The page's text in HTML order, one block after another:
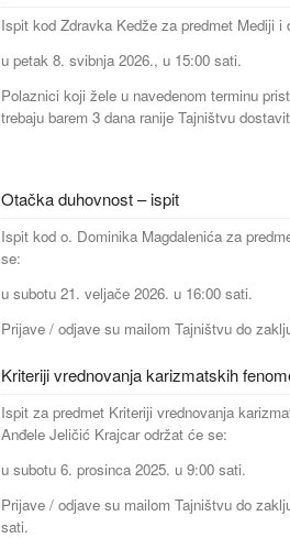
Ispit kod Zdravka Kedže za predmet Mediji i
u petak 8. svibnja 2026., u 15:00 sati.
Polaznici koji žele u navedenom terminu
trebaju barem 3 dana ranije Tajništvu
Otačka duhovnost – ispit
Ispit kod o. Dominika Magdalenića za
se:
u subotu 21. veljače 2026. u 16:00 sati.
Prijave / odjave su mailom Tajništvu do
Kriteriji vrednovanja karizmatskih
Ispit za predmet Kriteriji vrednovanja
Anđele Jeličić Krajcar održat će se:
u subotu 6. prosinca 2025. u 9:00 sati.
Prijave / odjave su mailom Tajništvu do
sati.